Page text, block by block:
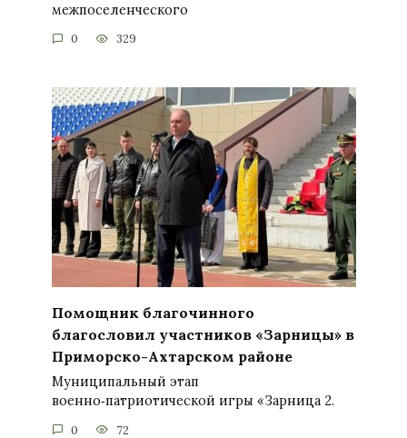
межпоселенческого
0 329
Помощник благочинного
благословил участников «Зарницы» в
Приморско-Ахтарском районе
Муниципальный этап
военно‑патриотической игры «Зарница 2.
0 72